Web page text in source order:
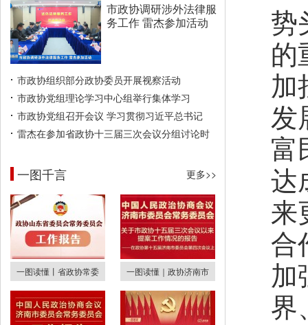
市政协调研涉外法律服
务工作 雷杰参加活动
市政协组织部分政协委员开展视察活动
市政协党组理论学习中心组举行集体学习
市政协党组召开会议 学习贯彻习近平总书记
雷杰在参加省政协十三届三次会议分组讨论时
一图千言 更多>>
一图读懂丨省政协常委 一图读懂｜政协济南市
势
的
加
发
富
达
来
合
加
界